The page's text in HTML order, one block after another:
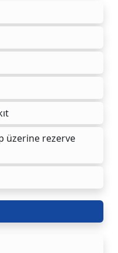
üzerine rezerve